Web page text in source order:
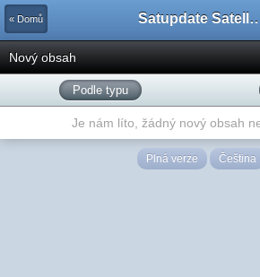
« Domů Satupdate Satellite
Nový obsah
Podle typu
Je nám líto, žádný nový obsah
Plná verze Čeština